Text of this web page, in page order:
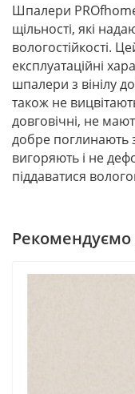
Шпалери
щільності, які
вологостійкості.
експлуатаційні
шпалери з вінілу
також не
довговічні, не
добре поглинають
вигоряють і не
піддаватися
Рекомендуємо